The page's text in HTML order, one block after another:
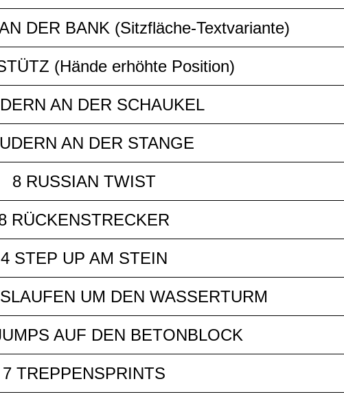
DER BANK (Sitzfläche-Textvariante)
(Hände erhöhte Position)
AN DER SCHAUKEL
AN DER STANGE
8 RUSSIAN TWIST
RÜCKENSTRECKER
4 STEP UP AM STEIN
UM DEN WASSERTURM
AUF DEN BETONBLOCK
7 TREPPENSPRINTS